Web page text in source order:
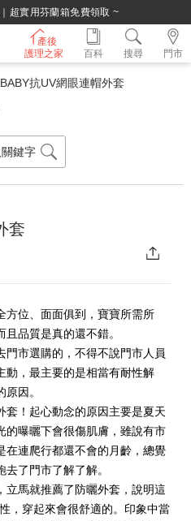
超實用芬蘭箱免費領取 ~
產後
護理之家
門市
百科 搜尋
BABY抗UV網眼連帽外套
套
方位、面面俱到，寶寶所需所
品質是真的還不錯。
門市選購的，不得不說門市人員
動，最主要的是相當有耐性解
因。
套！起心動念的原因主要是夏天
的曝曬下會很傷肌膚，雖說有市
在連爬行都還不會的月齡，總覺
了門市了解了解。
立馬就推薦了防曬外套，說明這
，穿起來會很舒適的。印象中當